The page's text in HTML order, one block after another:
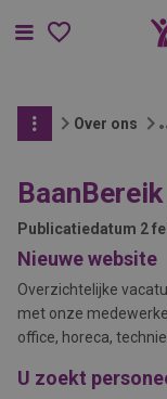
Menu
Over ons
Publicatiedatum 2
Nieuwe website
Overzichtelijke
met onze
office, horeca,
U zoekt